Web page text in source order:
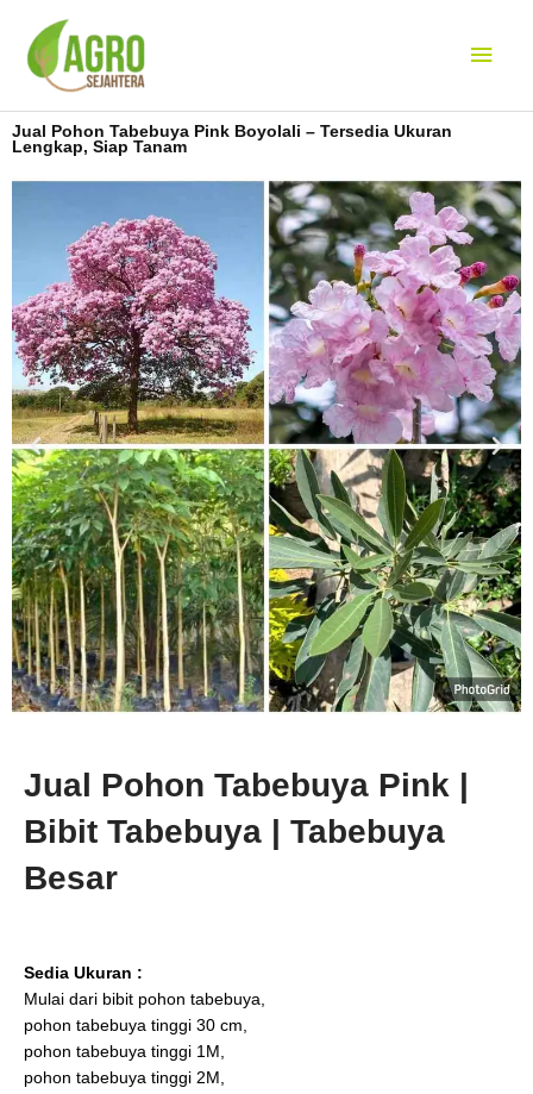
konten
Jual Pohon Tabebuya Pink Boyolali – Tersedia Ukuran
Lengkap, Siap Tanam
Jual Pohon Tabebuya Pink |
Bibit Tabebuya | Tabebuya
Besar
Sedia Ukuran :
Mulai dari bibit pohon tabebuya,
pohon tabebuya tinggi 30 cm,
pohon tabebuya tinggi 1M,
pohon tabebuya tinggi 2M,